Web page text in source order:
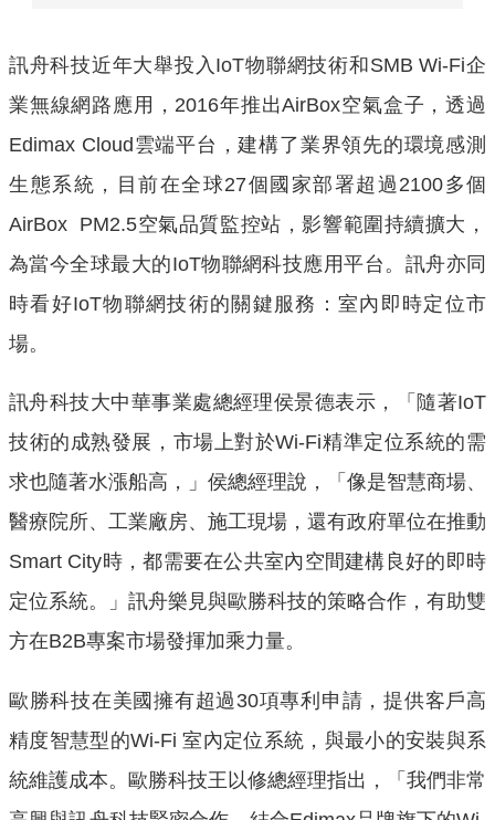
訊舟科技近年大舉投入IoT物聯網技術和SMB Wi-Fi企
業無線網路應用，2016年推出AirBox空氣盒子，透過
Edimax Cloud雲端平台，建構了業界領先的環境感測
生態系統，目前在全球27個國家部署超過2100多個
AirBox PM2.5空氣品質監控站，影響範圍持續擴大，
為當今全球最大的IoT物聯網科技應用平台。訊舟亦同
時看好IoT物聯網技術的關鍵服務：室內即時定位市
場。
訊舟科技大中華事業處總經理侯景德表示，「隨著IoT
技術的成熟發展，市場上對於Wi-Fi精準定位系統的需
求也隨著水漲船高，」侯總經理說，「像是智慧商場、
醫療院所、工業廠房、施工現場，還有政府單位在推動
Smart City時，都需要在公共室內空間建構良好的即時
定位系統。」訊舟樂見與歐勝科技的策略合作，有助雙
方在B2B專案市場發揮加乘力量。
歐勝科技在美國擁有超過30項專利申請，提供客戶高
精度智慧型的Wi-Fi 室內定位系統，與最小的安裝與系
統維護成本。歐勝科技王以修總經理指出，「我們非常